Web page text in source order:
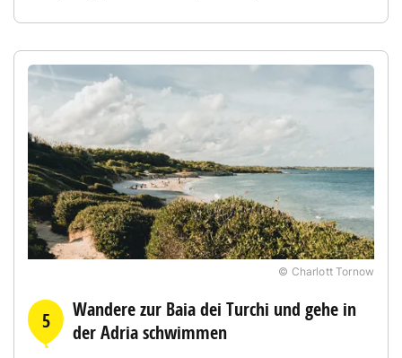
© Charlott Tornow
5
Wandere zur Baia dei Turchi und gehe in
der Adria schwimmen